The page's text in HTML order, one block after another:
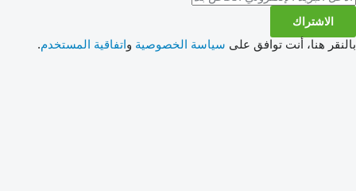
الاشتراك
بالنقر هنا، أنت توافق على سياسة الخصوصية واتفاقية المستخدم.